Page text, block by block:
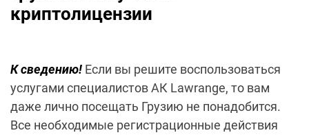
криптолицензии
К сведению! Если вы решите воспользоваться
услугами специалистов АК Lawrange, то вам
даже лично посещать Грузию не понадобится.
Все необходимые регистрационные действия